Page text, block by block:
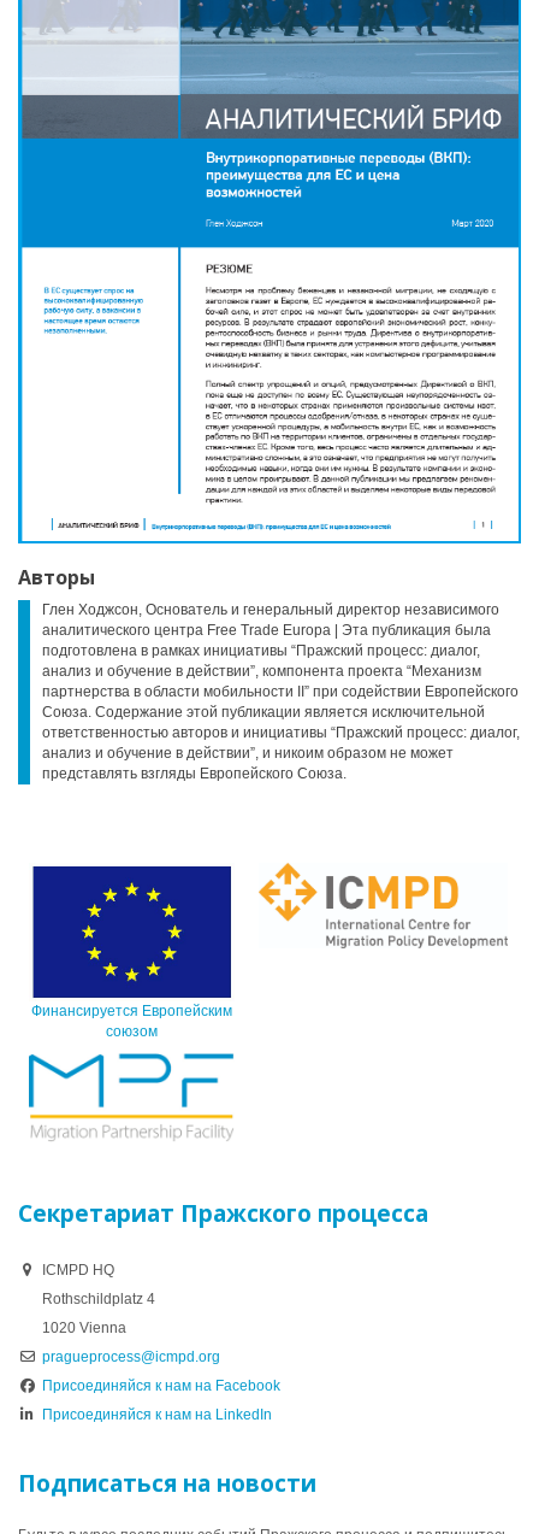
Авторы
Глен Ходжсон, Основатель и генеральный директор независимого
аналитического центра Free Trade Europa | Эта публикация была
подготовлена в рамках инициативы “Пражский процесс: диалог,
анализ и обучение в действии”, компонента проекта “Механизм
партнерства в области мобильности II” при содействии Европейского
Союза. Содержание этой публикации является исключительной
ответственностью авторов и инициативы “Пражский процесс: диалог,
анализ и обучение в действии”, и никоим образом не может
представлять взгляды Европейского Союза.
Финансируется Европейским
союзом
Секретариат Пражского процесса
ICMPD HQ
Rothschildplatz 4
1020 Vienna
pragueprocess@icmpd.org
Присоединяйся к нам на Facebook
Присоединяйся к нам на LinkedIn
Подписаться на новости